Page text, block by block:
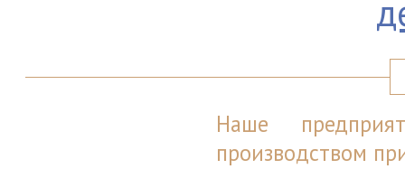
Наше
производством